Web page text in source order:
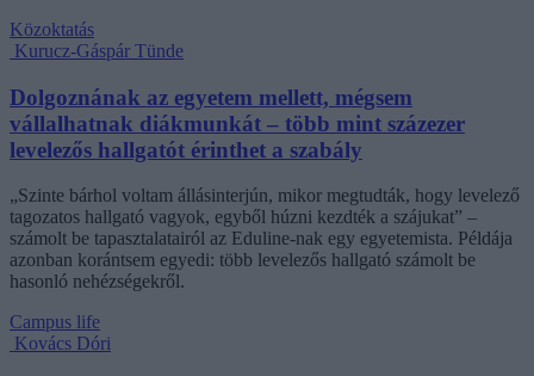
Közoktatás
Kurucz-Gáspár Tünde
Dolgoznának az egyetem mellett, mégsem
vállalhatnak diákmunkát – több mint százezer
levelezős hallgatót érinthet a szabály
„Szinte bárhol voltam állásinterjún, mikor megtudták, hogy levelező
tagozatos hallgató vagyok, egyből húzni kezdték a szájukat” –
számolt be tapasztalatairól az Eduline-nak egy egyetemista. Példája
azonban korántsem egyedi: több levelezős hallgató számolt be
hasonló nehézségekről.
Campus life
Kovács Dóri